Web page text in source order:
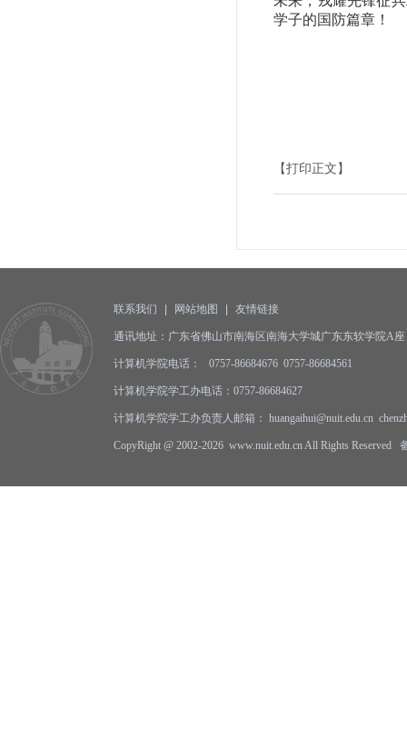
学子的国防篇章！
【打印正文】
联系我们 网站地图 友情链接
通讯地址：广东省佛山市南海区南海大学城广东东软学院A
计算机学院电话： 0757-86684676 0757-86684561
计算机学院学工办电话：0757-86684627
计算机学院学工办负责人邮箱： huangaihui@nuit.edu.cn
CopyRight @ 2002-2026 www.nuit.edu.cn All Rights Reserved